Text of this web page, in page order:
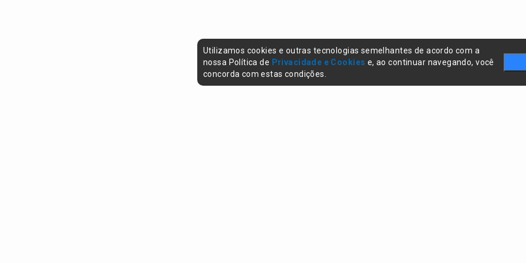
Utilizamos cookies e outras tecnologias semelhantes de acordo com a
nossa Política de Privacidade e Cookies e, ao continuar navegando, você
concorda com estas condições.